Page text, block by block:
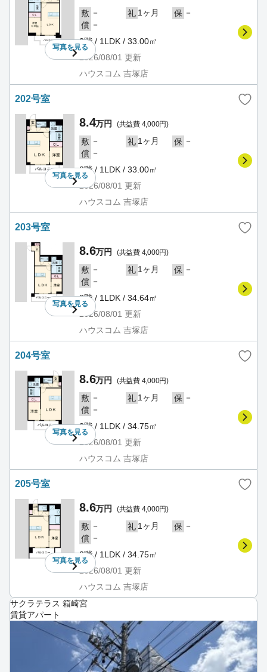
写真を見る
敷 － 礼 1ヶ月 保 －
償 －
2階 / 1LDK / 33.00㎡
2026/08/01 更新
ハウスコム 吉塚店
202号室
写真を見る
8.4万円 (共益費 4,000円)
敷 － 礼 1ヶ月 保 －
償 －
2階 / 1LDK / 33.00㎡
2026/08/01 更新
ハウスコム 吉塚店
203号室
写真を見る
8.6万円 (共益費 4,000円)
敷 － 礼 1ヶ月 保 －
償 －
2階 / 1LDK / 34.64㎡
2026/08/01 更新
ハウスコム 吉塚店
204号室
写真を見る
8.6万円 (共益費 4,000円)
敷 － 礼 1ヶ月 保 －
償 －
2階 / 1LDK / 34.75㎡
2026/08/01 更新
ハウスコム 吉塚店
205号室
写真を見る
8.6万円 (共益費 4,000円)
敷 － 礼 1ヶ月 保 －
償 －
2階 / 1LDK / 34.75㎡
2026/08/01 更新
ハウスコム 吉塚店
サクラテラス 箱崎宮
賃貸アパート